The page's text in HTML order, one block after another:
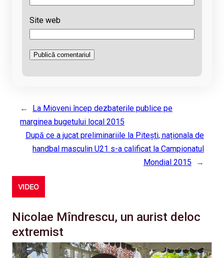
Site web
←
La Mioveni încep dezbaterile publice pe
marginea bugetului local 2015
După ce a jucat preliminariile la Pitești, naționala de
handbal masculin U21 s-a calificat la Campionatul
Mondial 2015
→
VIDEO
Nicolae Mîndrescu, un aurist deloc
extremist